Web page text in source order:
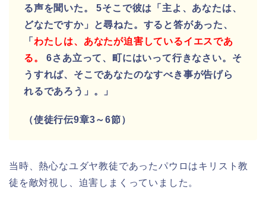
る声を聞いた。 5そこで彼は「主よ、あなたは、
どなたですか」と尋ねた。すると答があった、
「 わたしは、あなたが迫害しているイエスであ
る。
6さあ立って、町にはいって行きなさい。そ
うすれば、そこであなたのなすべき事が告げら
れるであろう」。」
（使徒行伝9章3～6節）
当時、熱心なユダヤ教徒であったパウロはキリスト教
徒を敵対視し、迫害しまくっていました。